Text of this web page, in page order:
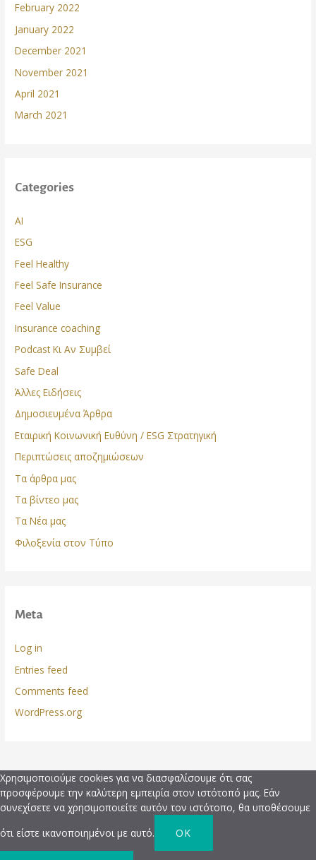
February 2022
January 2022
December 2021
November 2021
April 2021
March 2021
Categories
AI
ESG
Feel Healthy
Feel Safe Insurance
Feel Value
Insurance coaching
Podcast Κι Αν Συμβεί
Safe Deal
Άλλες Ειδήσεις
Δημοσιευμένα Άρθρα
Εταιρική Κοινωνική Ευθύνη / ESG Στρατηγική
Περιπτώσεις αποζημιώσεων
Τα άρθρα μας
Τα βίντεο μας
Τα Νέα μας
Φιλοξενία στον Τύπο
Meta
Log in
Entries feed
Comments feed
WordPress.org
Χρησιμοποιούμε cookies για να διασφαλίσουμε ότι σας
προσφέρουμε την καλύτερη εμπειρία στον ιστότοπό μας. Εάν
συνεχίσετε να χρησιμοποιείτε αυτόν τον ιστότοπο, θα υποθέσουμε
ότι είστε ικανοποιημένοι με αυτό.
OK